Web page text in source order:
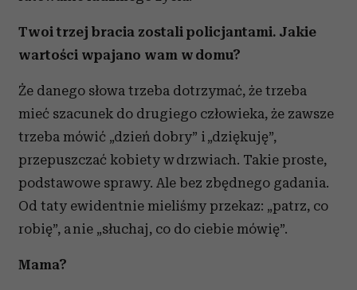
Twoi trzej bracia zostali policjantami. Jakie
wartości wpajano wam w domu?
Że danego słowa trzeba dotrzymać, że trzeba
mieć szacunek do drugiego człowieka, że zawsze
trzeba mówić „dzień dobry” i „dziękuję”,
przepuszczać kobiety w drzwiach. Takie proste,
podstawowe sprawy. Ale bez zbędnego gadania.
Od taty ewidentnie mieliśmy przekaz: „patrz, co
robię”, a nie „słuchaj, co do ciebie mówię”.
Mama?